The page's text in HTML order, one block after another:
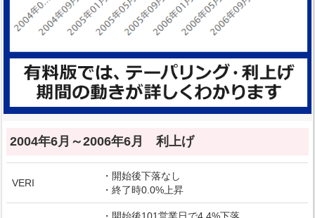
2004年6月～2006年6月 利上げ
VERI
・開始後下落なし
・終了時0.0%上昇
・開始後101営業日で4.4%下落